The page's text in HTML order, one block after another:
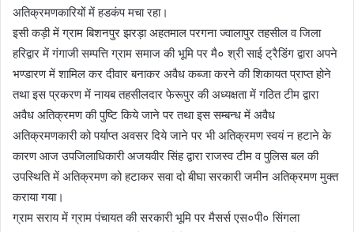
अतिक्रमणकारियों में हडकंप मचा रहा।
इसी कड़ी में ग्राम बिशनपुर झरड़ा अहतमाल परगना ज्वालापुर तहसील व जिला
हरिद्वार में गंगाजी सम्पत्ति ग्राम समाज की भूमि पर मै० श्री साई ट्रैडिंग द्वारा अपने
भण्डारण में शामिल कर दीवार बनाकर अवैध कब्जा करने की शिकायत प्राप्त होने
तथा इस प्रकरण में नायब तहसीलदार फेरूपुर की अध्यक्षता में गठित टीम द्वारा
अवैध अतिक्रमण की पुष्टि किये जाने पर तथा इस सम्बन्ध में अवैध
अतिक्रमणकारी को पर्याप्त अवसर दिये जाने पर भी अतिक्रमण स्वयं न हटाने के
कारण आज उपजिलाधिकारी अजयवीर सिंह द्वारा राजस्व टीम व पुलिस बल की
उपस्थिति में अतिक्रमण को हटाकर सवा दो बीघा सरकारी जमीन अतिक्रमण मुक्त
कराया गया।
ग्राम सराय में ग्राम पंचायत की सरकारी भूमि पर मैसर्स एस०पी० सिंगला